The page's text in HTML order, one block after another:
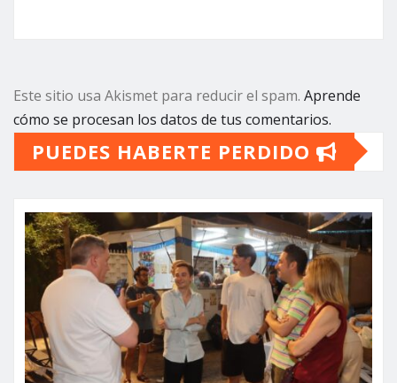
Este sitio usa Akismet para reducir el spam. Aprende
cómo se procesan los datos de tus comentarios.
PUEDES HABERTE PERDIDO